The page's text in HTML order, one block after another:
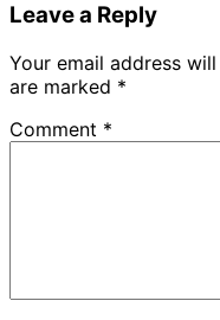
Leave a Reply
Your email address
are marked *
Comment *